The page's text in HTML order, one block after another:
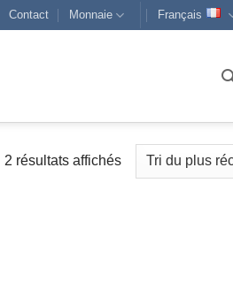
Contact Monnaie Français
2 résultats affichésTrié
du